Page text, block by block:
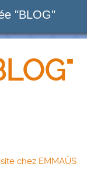
"BLOG"
chez EMMAÜS